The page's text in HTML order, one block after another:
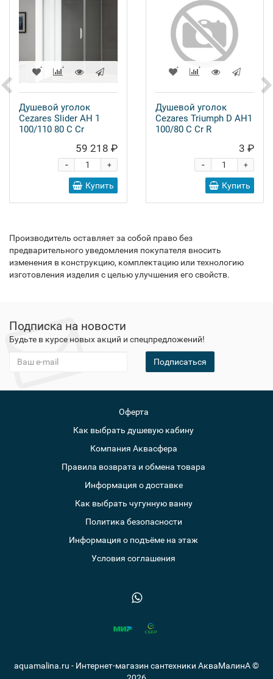
Душевой уголок
Cezares Slider AH 1
100/110 80 C Cr
59 218 ₽
+
-
Купить
Душевой уголок
Cezares Triumph D AH1
100/80 C Cr R
3 ₽
+
-
Купить
Производитель оставляет за собой право без
предварительного уведомления покупателя вносить
изменения в конструкцию, комплектацию или технологию
изготовления изделия с целью улучшения его свойств.
Подписка на новости
Будьте в курсе новых акций и спецпредложений!
Подписаться
Оферта
Как выбрать душевую кабину
Компания Аквасфера
Правила возврата и обмена товара
Информация о доставке
Как выбрать чугунную ванну
Политика безопасности
Информация о подъёме на этаж
Условия соглашения
aquamalina.ru - Интернет-магазин сантехники АкваМалинА ©